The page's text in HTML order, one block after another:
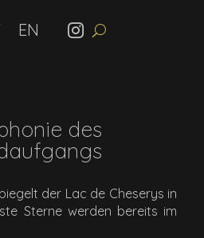
des
der Lac de Cheserys in
Sterne werden bereits im